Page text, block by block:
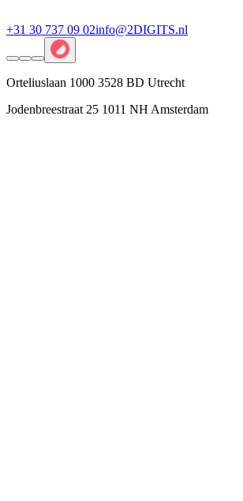
+31 30 737 09 02info@2DIGITS.nl
Orteliuslaan 1000 3528 BD Utrecht
Jodenbreestraat 25 1011 NH Amsterdam